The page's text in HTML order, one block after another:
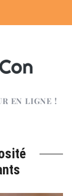
EN LIGNE !